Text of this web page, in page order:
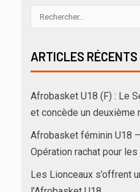
ARTICLES RÉCENTS
Afrobasket U18 (F) : Le
et concède un deuxième
Afrobasket féminin U18
Opération rachat pour
Les Lionceaux s’offrent